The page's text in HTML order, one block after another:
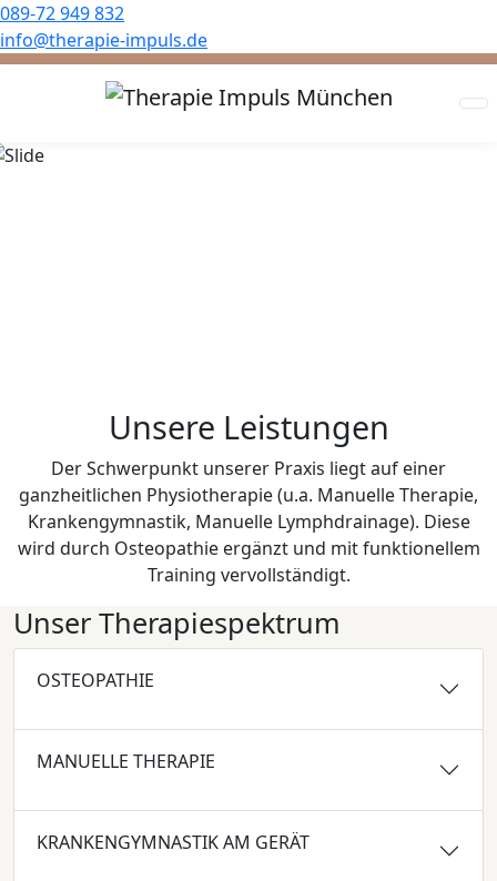
089-72 949 832
info@therapie-impuls.de
Unsere Leistungen
Der Schwerpunkt unserer Praxis liegt auf einer
ganzheitlichen Physiotherapie (u.a. Manuelle Therapie,
Krankengymnastik, Manuelle Lymphdrainage). Diese
wird durch Osteopathie ergänzt und mit funktionellem
Training vervollständigt.
Unser Therapiespektrum
OSTEOPATHIE
MANUELLE THERAPIE
KRANKENGYMNASTIK AM GERÄT